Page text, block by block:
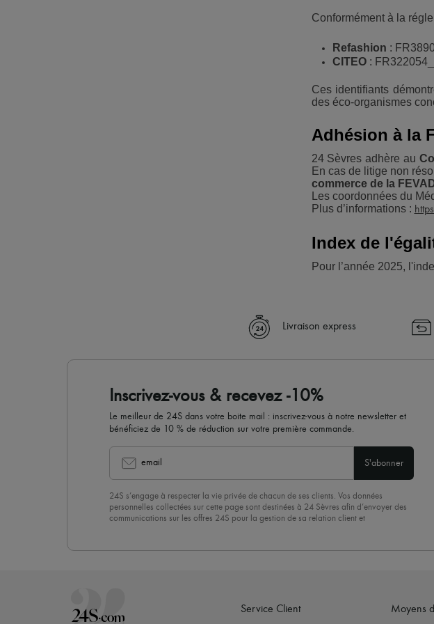
Conformément à la
Refashion :
CITEO:
Ces identifiants
des éco-organismes
Adhésion à la
24 Sèvres adhère au
En cas de litige non
commerce de la
Les coordonnées du
Plus d’informations :
Index de
Pour l’année 2025,
Livraison express
Inscrivez-vous & recevez -10%
Le meilleur de 24S dans votre boite mail : inscrivez-vous à notre newsletter et
bénéficiez de 10 % de réduction sur votre première commande.
email S'abonner
24S s’engage à respecter la vie privée de chacun de ses clients. Vos données
personnelles collectées sur cette page sont destinées à 24 Sèvres afin d’envoyer des
communications sur les offres 24S pour la gestion de sa relation client et
désinscrire » en bas de page de nos emails.
Service Client Moyens